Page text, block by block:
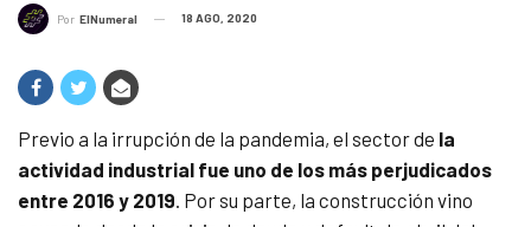
Por ElNumeral 18 AGO, 2020
Previo a la irrupción de la pandemia, el sector de la
actividad industrial fue uno de los más perjudicados
entre 2016 y 2019. Por su parte, la construcción vino